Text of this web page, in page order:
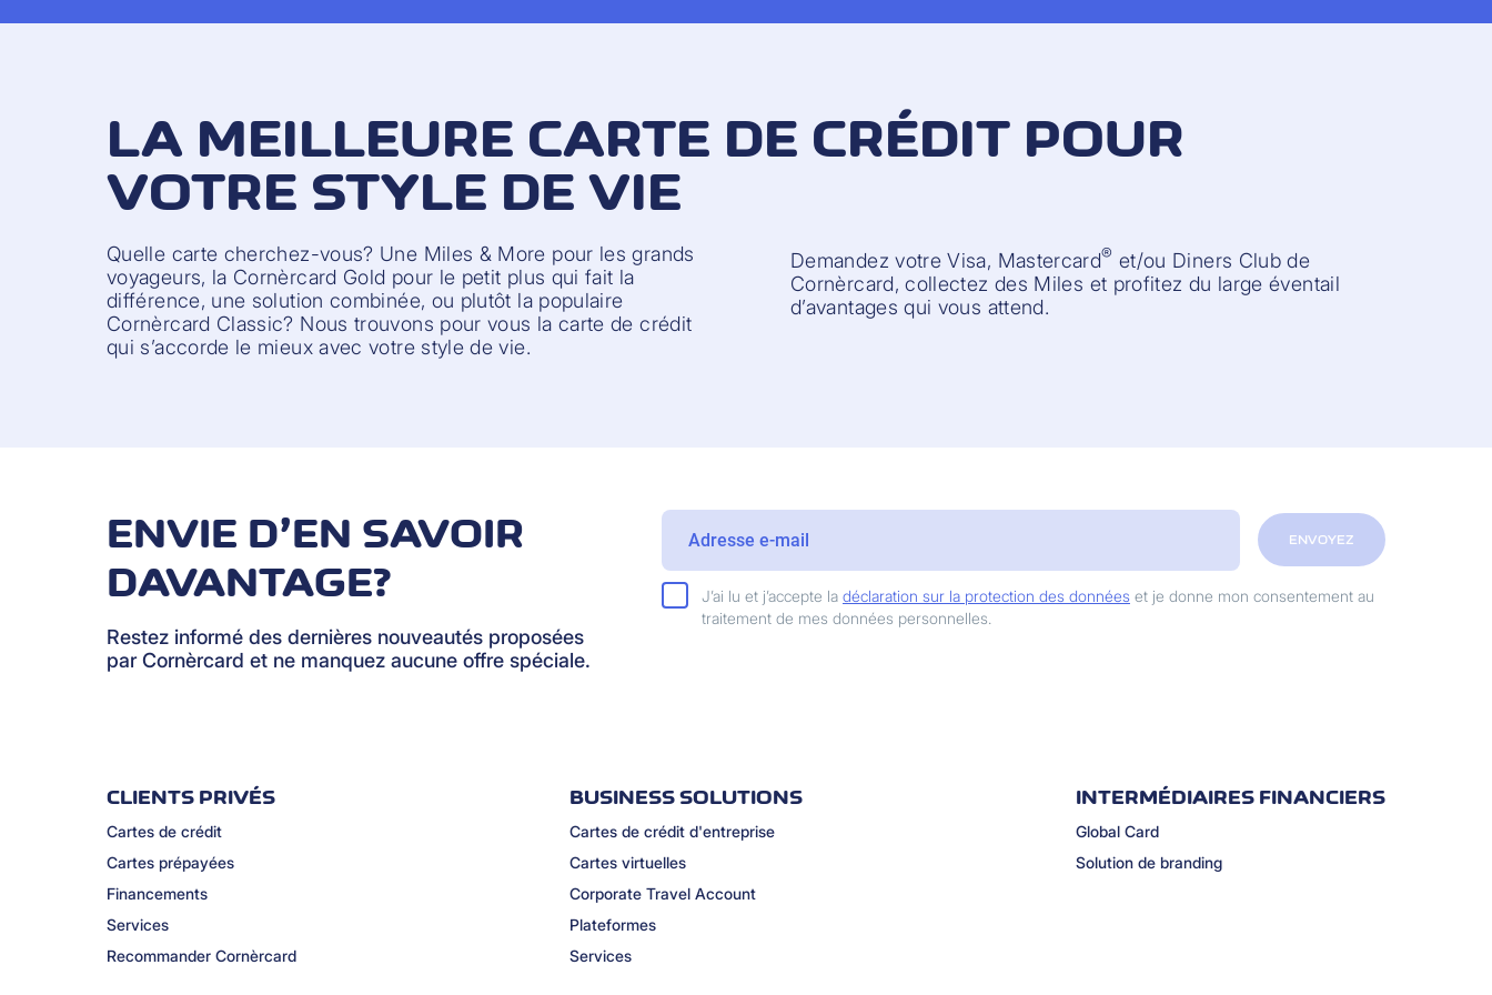
LA MEILLEURE CARTE DE CRÉDIT POUR
VOTRE STYLE DE VIE
Quelle carte cherchez-vous? Une Miles & More pour les grands
voyageurs, la Cornèrcard Gold pour le petit plus qui fait la
différence, une solution combinée, ou plutôt la populaire
Cornèrcard Classic? Nous trouvons pour vous la carte de crédit
qui s’accorde le mieux avec votre style de vie.
Demandez votre Visa, Mastercard® et/ou Diners Club de
Cornèrcard, collectez des Miles et profitez du large éventail
d’avantages qui vous attend.
ENVIE D’EN SAVOIR
DAVANTAGE?
Restez informé des dernières nouveautés proposées
par Cornèrcard et ne manquez aucune offre spéciale.
J’ai lu et j’accepte la déclaration sur la protection des données et je donne mon consentement au
traitement de mes données personnelles.
ENVOYEZ
CLIENTS PRIVÉS
Cartes de crédit
Cartes prépayées
Financements
Services
Recommander Cornèrcard
BUSINESS SOLUTIONS
Cartes de crédit d'entreprise
Cartes virtuelles
Corporate Travel Account
Plateformes
Services
INTERMÉDIAIRES FINANCIERS
Global Card
Solution de branding